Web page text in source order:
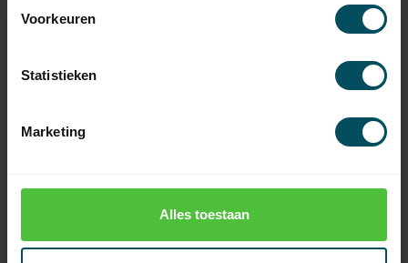
Voorkeuren
Statistieken
Marketing
Alles toestaan
3-delige looprail -
motorrail voor Select-
SELECT-LINE
Zonneklep zender 2-
kanaals 868 MHz